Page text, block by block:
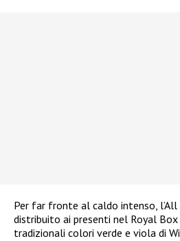
Per far fronte al caldo intenso, l’All
distribuito ai presenti nel Royal
tradizionali colori verde e viola di